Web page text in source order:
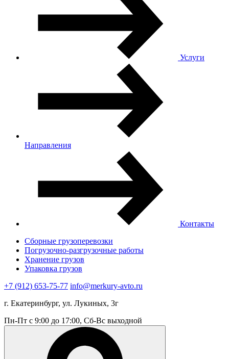
Услуги
Направления
Контакты
Сборные грузоперевозки
Погрузочно-разгрузочные работы
Хранение грузов
Упаковка грузов
+7 (912) 653-75-77 info@merkury-avto.ru
г. Екатеринбург, ул. Лукиных, 3г
Пн-Пт с 9:00 до 17:00, Сб-Вс выходной